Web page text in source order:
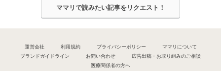
ママリで読みたい記事をリクエスト！
運営会社 利用規約 プライバシーポリシー
ママリについて
ブランドガイドライン
お問い合わせ
広告出稿・お取り組みのご相談
医療関係者の方へ